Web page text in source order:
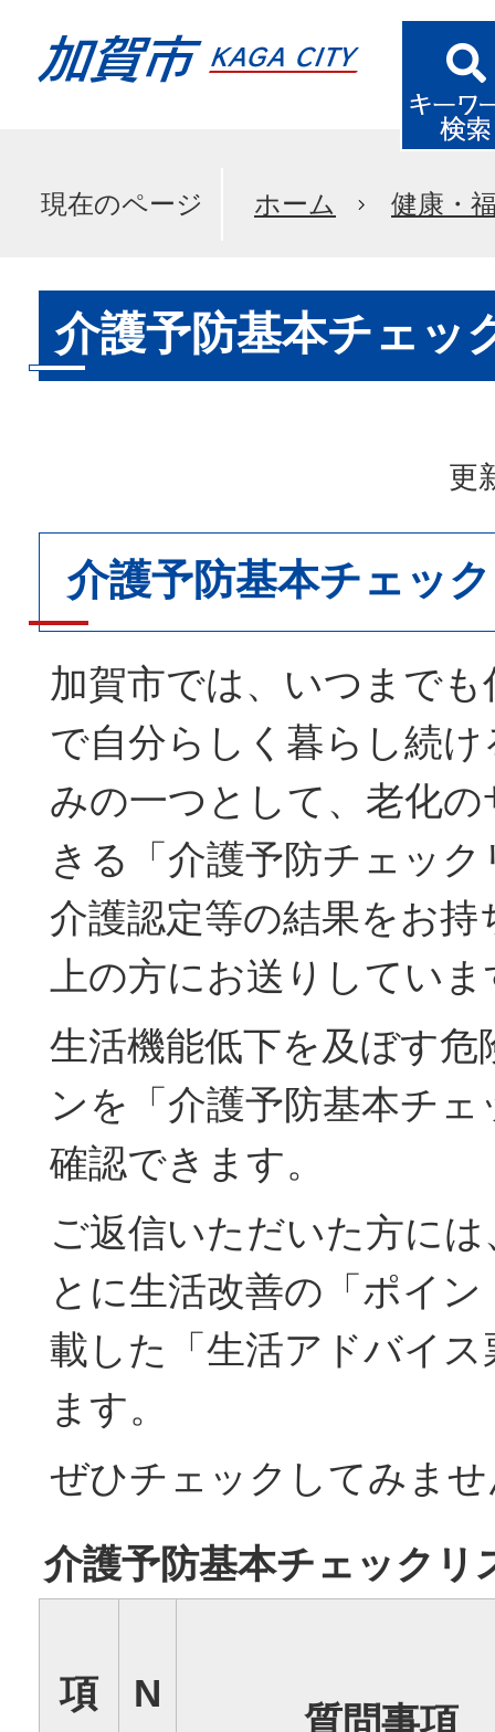
現在のページ ホーム 健康・
介護予防基本チェッ
更
介護予防基本チェッ
加賀市では、いつまで
で自分らしく暮らし続
みの一つとして、老化
きる「介護予防チェッ
介護認定等の結果をお持
上の方にお送りしてい
生活機能低下を及ぼす危
ンを「介護予防基本チ
確認できます。
ご返信いただいた方に
とに生活改善の「ポイ
載した「生活アドバイ
ます。
ぜひチェックしてみま
介護予防基本チェックリ
項
N
質問事項